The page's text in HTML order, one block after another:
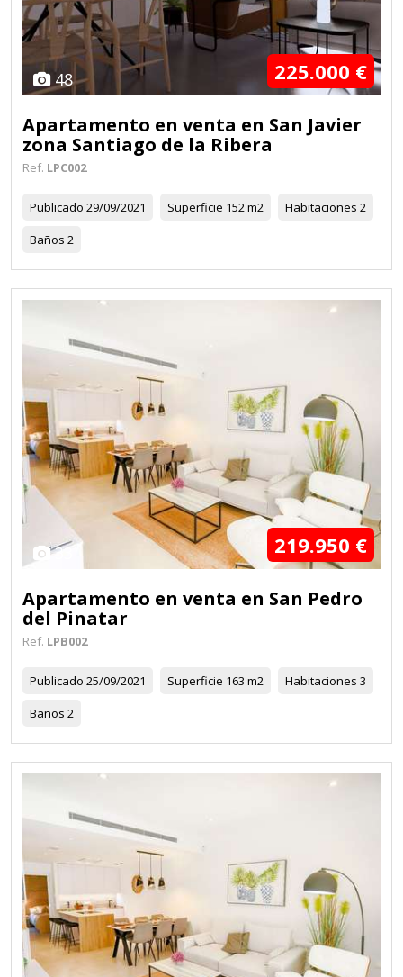
48 225.000 €
Apartamento en venta en San Javier
zona Santiago de la Ribera
Ref. LPC002
Publicado 29/09/2021 Superficie 152 m2 Habitaciones 2
Baños 2
33 219.950 €
Apartamento en venta en San Pedro
del Pinatar
Ref. LPB002
Publicado 25/09/2021 Superficie 163 m2 Habitaciones 3
Baños 2